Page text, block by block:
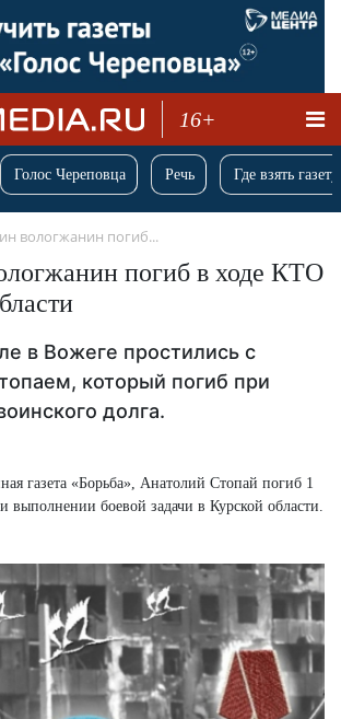
16+
Голос Череповца Речь Где взять
вологжанин погиб...
погиб в ходе КТО
в Вожеге простились с
который погиб при
долга.
газета «Борьба», Анатолий Стопай погиб 1
выполнении боевой задачи в Курской области.